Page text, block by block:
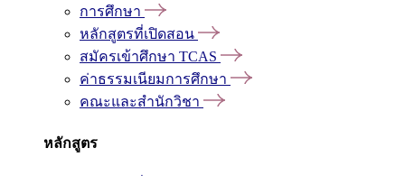
การศึกษา
หลักสูตรที่เปิดสอน
สมัครเข้าศึกษา TCAS
ค่าธรรมเนียมการศึกษา
คณะและสำนักวิชา
หลักสูตร